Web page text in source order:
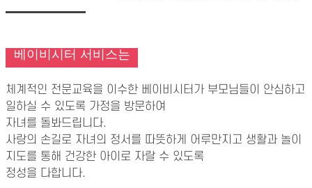
베이비시터 서비스는
체계적인 전문교육을 이수한 베이비시터가 부모님들이 안심하고
일하실 수 있도록 가정을 방문하여
자녀를 돌봐드립니다.
사랑의 손길로 자녀의 정서를 따뜻하게 어루만지고 생활과 놀이
지도를 통해 건강한 아이로 자랄 수 있도록
정성을 다합니다.